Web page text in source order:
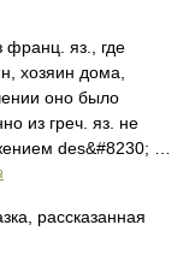
франц. яз., где
хозяин дома,
оно было
из греч. яз. не
des&#8230; …
рассказанная